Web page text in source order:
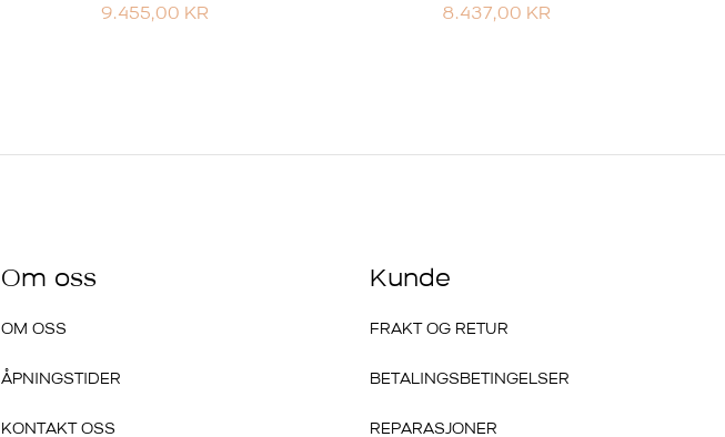
9.455,00 KR 8.437,00 KR
Om oss
OM OSS
ÅPNINGSTIDER
KONTAKT OSS
Kunde
FRAKT OG RETUR
BETALINGSBETINGELSER
REPARASJONER